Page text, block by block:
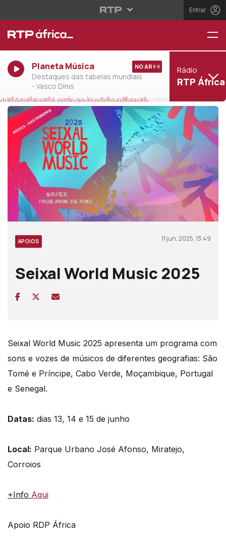
Entrar
Planeta Música
Destaques das tabelas mundiais
- Vasco Dinis
NO AR Rádio
RTP África
APOIOS 11 jun, 2025, 13:49
Seixal World Music 2025
Seixal World Music 2025 apresenta um programa com
sons e vozes de músicos de diferentes geografias: São
Tomé e Príncipe, Cabo Verde, Moçambique, Portugal
e Senegal.
Datas: dias 13, 14 e 15 de junho
Local: Parque Urbano José Afonso, Miratejo,
Corroios
+Info Aqui
Apoio RDP África